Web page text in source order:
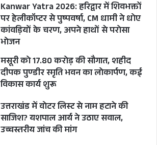
Kanwar Yatra 2026: हरिद्वार में शिवभक्तों
पर हेलीकॉप्टर से पुष्पवर्षा, CM धामी ने धोए
कांवड़ियों के चरण, अपने हाथों से परोसा
भोजन
मसूरी को 17.80 करोड़ की सौगात, शहीद
दीपक पुण्डीर स्मृति भवन का लोकार्पण, कई
विकास कार्य शुरू
उत्तराखंड में वोटर लिस्ट से नाम हटाने की
साजिश? यशपाल आर्य ने उठाए सवाल,
उच्चस्तरीय जांच की मांग